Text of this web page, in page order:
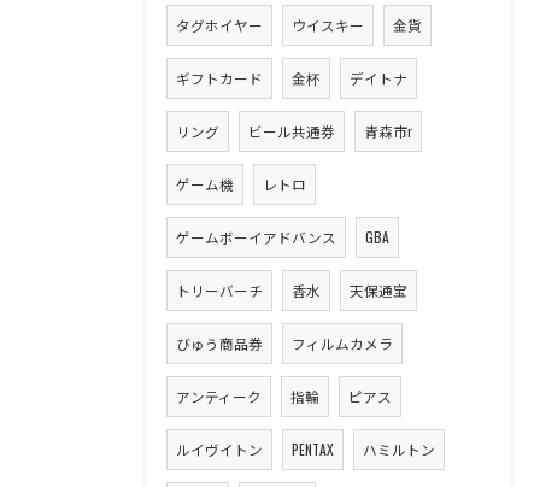
タグホイヤー ウイスキー 金貨
ギフトカード 金杯 デイトナ
リング ビール共通券 青森市r
ゲーム機 レトロ
ゲームボーイアドバンス GBA
トリーバーチ 香水 天保通宝
びゅう商品券 フィルムカメラ
アンティーク 指輪 ピアス
ルイヴイトン PENTAX ハミルトン